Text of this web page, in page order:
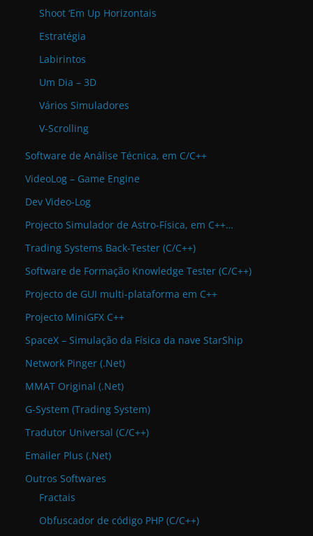
Shoot ‘Em Up Horizontais
Estratégia
Labirintos
Um Dia – 3D
Vários Simuladores
V-Scrolling
Software de Análise Técnica, em C/C++
VideoLog – Game Engine
Dev Video-Log
Projecto Simulador de Astro-Física, em C++…
Trading Systems Back-Tester (C/C++)
Software de Formação Knowledge Tester (C/C++)
Projecto de GUI multi-plataforma em C++
Projecto MiniGFX C++
SpaceX – Simulação da Física da nave StarShip
Network Pinger (.Net)
MMAT Original (.Net)
G-System (Trading System)
Tradutor Universal (C/C++)
Emailer Plus (.Net)
Outros Softwares
Fractais
Obfuscador de código PHP (C/C++)